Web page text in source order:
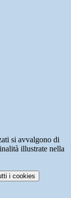
si avvalgono di
illustrate nella
i cookies